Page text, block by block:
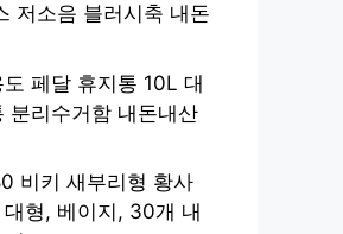
저소음 블러시축 내돈
페달 휴지통 10L 대
분리수거함 내돈내산
비키 새부리형 황사
형, 베이지, 30개 내